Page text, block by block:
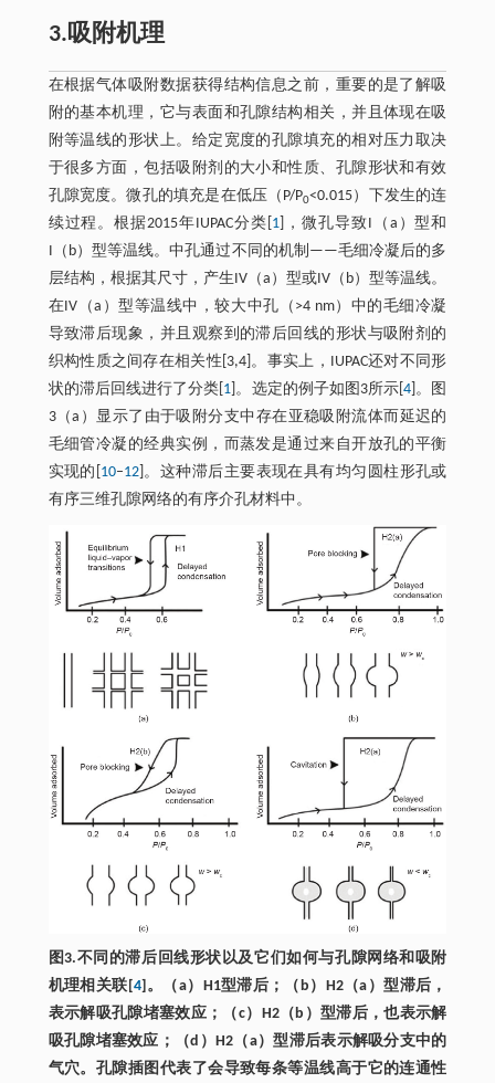
3.吸附机理
在根据气体吸附数据获得结构信息之前，重要的是了解吸
附的基本机理，它与表面和孔隙结构相关，并且体现在吸
附等温线的形状上。给定宽度的孔隙填充的相对压力取决
于很多方面，包括吸附剂的大小和性质、孔隙形状和有效
孔隙宽度。微孔的填充是在低压（P/P0<0.015）下发生的连
续过程。根据2015年IUPAC分类[ 1 ]，微孔导致I（a）型和
I（b）型等温线。中孔通过不同的机制——毛细冷凝后的多
层结构，根据其尺寸，产生IV（a）型或IV（b）型等温线。
在IV（a）型等温线中，较大中孔（>4 nm）中的毛细冷凝
导致滞后现象，并且观察到的滞后回线的形状与吸附剂的
织构性质之间存在相关性[3,4]。事实上，IUPAC还对不同形
状的滞后回线进行了分类[ 1 ]。选定的例子如图3所示[4 ]。图
3（a）显示了由于吸附分支中存在亚稳吸附流体而延迟的
毛细管冷凝的经典实例，而蒸发是通过来自开放孔的平衡
实现的[ 10–12]。这种滞后主要表现在具有均匀圆柱形孔或
有序三维孔隙网络的有序介孔材料中。
图3.不同的滞后回线形状以及它们如何与孔隙网络和吸附
机理相关联[4]。（a）H1型滞后；（b）H2（a）型滞后，
表示解吸孔隙堵塞效应；（c）H2（b）型滞后，也表示解
吸孔隙堵塞效应；（d）H2（a）型滞后表示解吸分支中的
气穴。孔隙插图代表了会导致每条等温线高于它的连通性